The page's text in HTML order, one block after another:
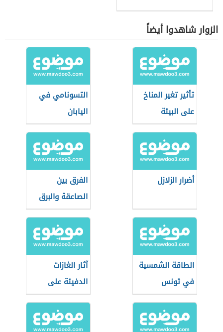
الزوار شاهدوا أيضاً
تأثير تغير المناخ
على البيئة
التسونامي في
اليابان
أضرار الزلازل
الفرق بين
الصاعقة والبرق
الطاقة الشمسية
في تونس
آثار الغازات
الدفيئة على
الغلاف الجوي
للأرض